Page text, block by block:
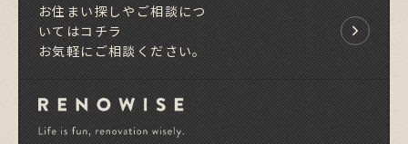
お住まい探しやご相談につ
いてはコチラ
お気軽にご相談ください。